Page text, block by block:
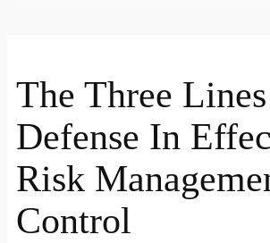
The Three
Defense In
Risk
Control